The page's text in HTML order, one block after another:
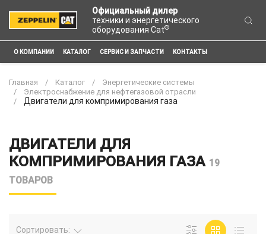
Официальный дилер
техники и энергетического
оборудования Cat®
О КОМПАНИИ КАТАЛОГ СЕРВИС И ЗАПЧАСТИ КОНТАКТЫ
Главная Каталог
Энергетические системы
Электроснабжение для нефтегазовой отрасли
Двигатели для компримирования газа
ДВИГАТЕЛИ ДЛЯ
КОМПРИМИРОВАНИЯ ГАЗА 19
ТОВАРОВ
Сортировать: